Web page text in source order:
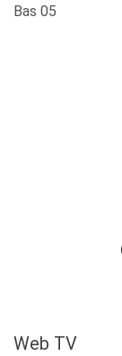
Bas 05
Web TV